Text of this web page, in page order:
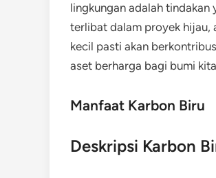
lingkungan adalah
terlibat dalam proyek hijau,
kecil pasti akan
aset berharga bagi bumi
Manfaat Karbon Biru
Deskripsi Karbon